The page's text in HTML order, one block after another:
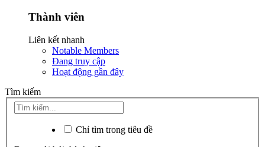
Thành viên
Liên kết nhanh
Notable Members
Đang truy cập
Hoạt động gần đây
Tìm kiếm
Chỉ tìm trong tiêu đề